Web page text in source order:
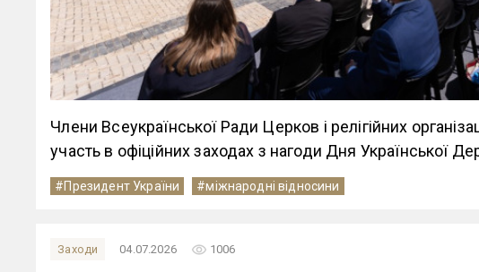
Члени Всеукраїнської Ради Церков і релігійних
участь в офіційних заходах з нагоди Дня Української
#Президент України #міжнародні відносини
Заходи 04.07.2026 remove_red_eye 1006